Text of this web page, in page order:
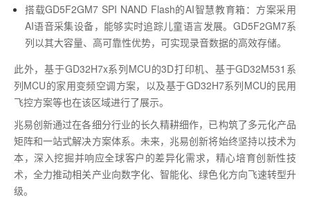
搭载GD5F2GM7 SPI NAND Flash的AI智慧教育箱：方案采用
AI语音采集设备，能够实时追踪儿童语言发展。GD5F2GM7系
列以其大容量、高可靠性优势，可实现录音数据的高效存储。
此外，基于GD32H7x系列MCU的3D打印机、基于GD32M531系
列MCU的家用变频空调方案，以及基于GD32H7系列MCU的民用
飞控方案等也在该区域进行了展示。
兆易创新通过在各细分行业的长久精耕细作，已构筑了多元化产品
矩阵和一站式解决方案体系。未来，兆易创新将始终坚持以技术为
本，深入挖掘并响应全球客户的差异化需求，精心培育创新性技
术，全力推动相关产业向数字化、智能化、绿色化方向飞速转型升
级。